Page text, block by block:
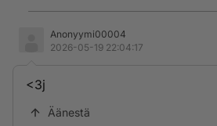
Anonyymi00004
2026-05-19 22:04:17
<3j
Äänestä